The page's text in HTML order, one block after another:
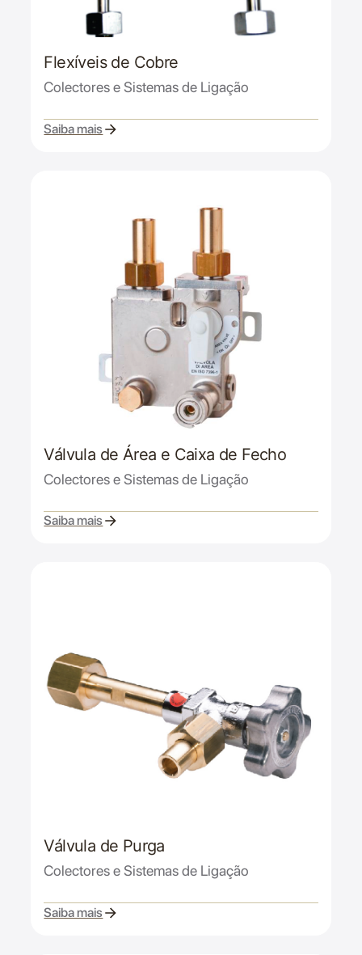
Flexíveis de Cobre
Colectores e Sistemas de Ligação
Saiba mais
Válvula de Área e Caixa de Fecho
Colectores e Sistemas de Ligação
Saiba mais
Válvula de Purga
Colectores e Sistemas de Ligação
Saiba mais